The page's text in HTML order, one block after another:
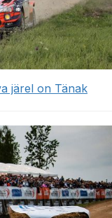
järel on Tänak